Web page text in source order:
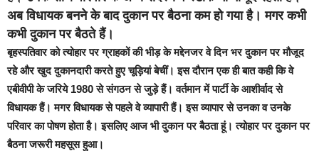
अब विधायक बनने के बाद दुकान पर बैठना कम हो गया है। मगर कभी
कभी दुकान पर बैठते हैं।
बृहस्पतिवार को त्योहार पर ग्राहकों की भीड़ के मद्देनजर वे दिन भर दुकान पर मौजूद
रहे और खुद दुकानदारी करते हुए चूड़ियां बेचीं। इस दौरान एक ही बात कही कि वे
एबीवीपी के जरिये 1980 से संगठन से जुड़े हैं। वर्तमान में पार्टी के आशीर्वाद से
विधायक हैं। मगर विधायक से पहले वे व्यापारी हैं। इस व्यापार से उनका व उनके
परिवार का पोषण होता है। इसलिए आज भी दुकान पर बैठता हूं। त्योहार पर दुकान पर
बैठना जरूरी महसूस हुआ।